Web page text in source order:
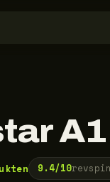
A1
9.4/10